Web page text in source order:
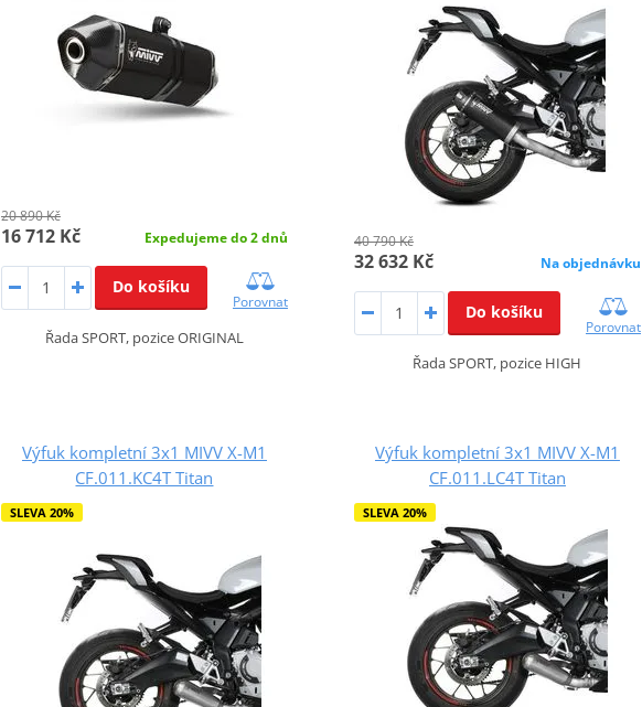
20 890 Kč
16 712 Kč Expedujeme do 2 dnů
Do košíku
Porovnat
Řada SPORT, pozice ORIGINAL
40 790 Kč
32 632 Kč Na objednávku
Do košíku
Porovnat
Řada SPORT, pozice HIGH
Výfuk kompletní 3x1 MIVV X-M1
CF.011.KC4T Titan
SLEVA 20%
Výfuk kompletní 3x1 MIVV X-M1
CF.011.LC4T Titan
SLEVA 20%